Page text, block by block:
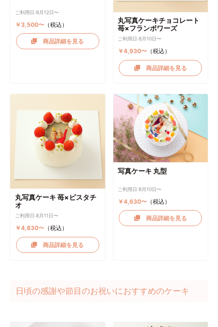
ご利用日:8月12日〜
￥3,500〜（税込）
商品詳細を見る
丸写真ケーキチョコレート
苺×フランボワーズ
ご利用日:8月10日〜
￥4,930〜 （税込）
商品詳細を見る
丸写真ケーキ 苺×ピスタチ
オ
ご利用日:8月11日〜
￥4,830〜（税込）
商品詳細を見る
写真ケーキ 丸型
ご利用日:8月10日〜
￥4,630〜 （税込）
商品詳細を見る
日頃の感謝や節目のお祝いにおすすめのケーキ